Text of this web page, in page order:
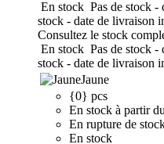
En stock Pas de stock -
stock - date de livraison
Consultez le stock
En stock Pas de stock -
stock - date de livraison
Jaune
{0} pcs
En stock à partir
En rupture de
En stock